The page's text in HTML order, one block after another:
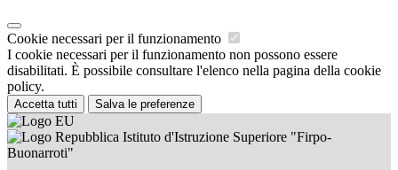
Cookie necessari per il funzionamento
I cookie necessari per il funzionamento non possono essere
disabilitati. È possibile consultare l'elenco nella pagina della cookie
policy.
Accetta tutti Salva le preferenze
Istituto d'Istruzione Superiore "Firpo-
Buonarroti"